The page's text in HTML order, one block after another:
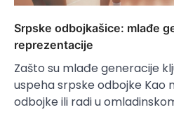
Srpske odbojkašice: mlađe
reprezentacije
Zašto su mlađe generacije
uspeha srpske odbojke Kao
odbojke ili radi u